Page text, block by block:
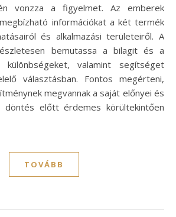
vonzza a figyelmet. Az emberek
információkat a két termék
és alkalmazási területeiről. A
bemutassa a bilagit és a
valamint segítséget
választásban. Fontos megérteni,
megvannak a saját előnyei és
döntés előtt érdemes körültekintően
TOVÁBB